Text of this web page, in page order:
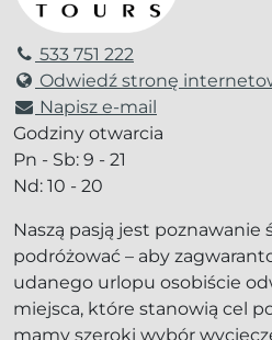
533 751 222
Odwiedź stronę
Napisz e-mail
Godziny otwarcia
Pn - Sb: 9 - 21
Nd: 10 - 20
Naszą pasją jest poznawanie
podróżować – aby
udanego urlopu osobiście
miejsca, które stanowią cel
mamy szeroki wybór